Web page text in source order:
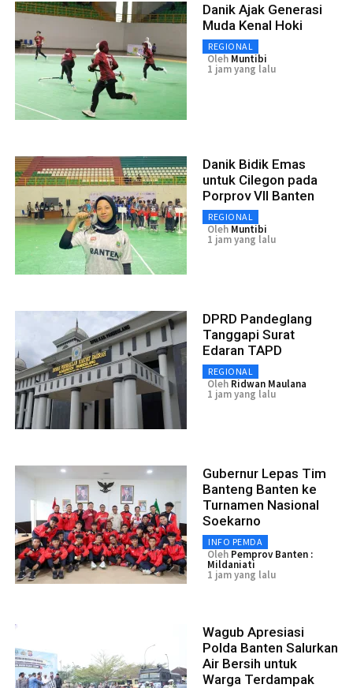
Danik Ajak Generasi
Muda Kenal Hoki
REGIONAL
Oleh Muntibi
1 jam yang lalu
Danik Bidik Emas
untuk Cilegon pada
Porprov VII Banten
REGIONAL
Oleh Muntibi
1 jam yang lalu
DPRD Pandeglang
Tanggapi Surat
Edaran TAPD
REGIONAL
Oleh Ridwan Maulana
1 jam yang lalu
Gubernur Lepas Tim
Banteng Banten ke
Turnamen Nasional
Soekarno
INFO PEMDA
Oleh Pemprov Banten :
Mildaniati
1 jam yang lalu
Wagub Apresiasi
Polda Banten Salurkan
Air Bersih untuk
Warga Terdampak